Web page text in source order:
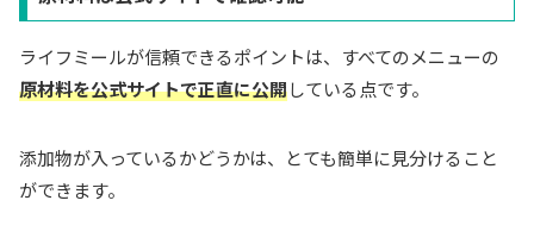
ライフミールが信頼できるポイントは、すべてのメニューの
原材料を公式サイトで正直に公開している点です。
添加物が入っているかどうかは、とても簡単に見分けること
ができます。